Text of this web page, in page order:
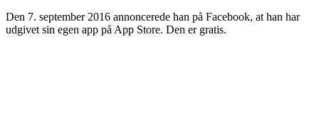
Den 7. september 2016 annoncerede han på Facebook, at han har
udgivet sin egen app på App Store. Den er gratis.